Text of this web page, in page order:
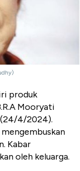
produk
Mooryati
(24/4/2024).
Kabar
oleh keluarga.